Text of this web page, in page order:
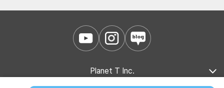
Planet T Inc.